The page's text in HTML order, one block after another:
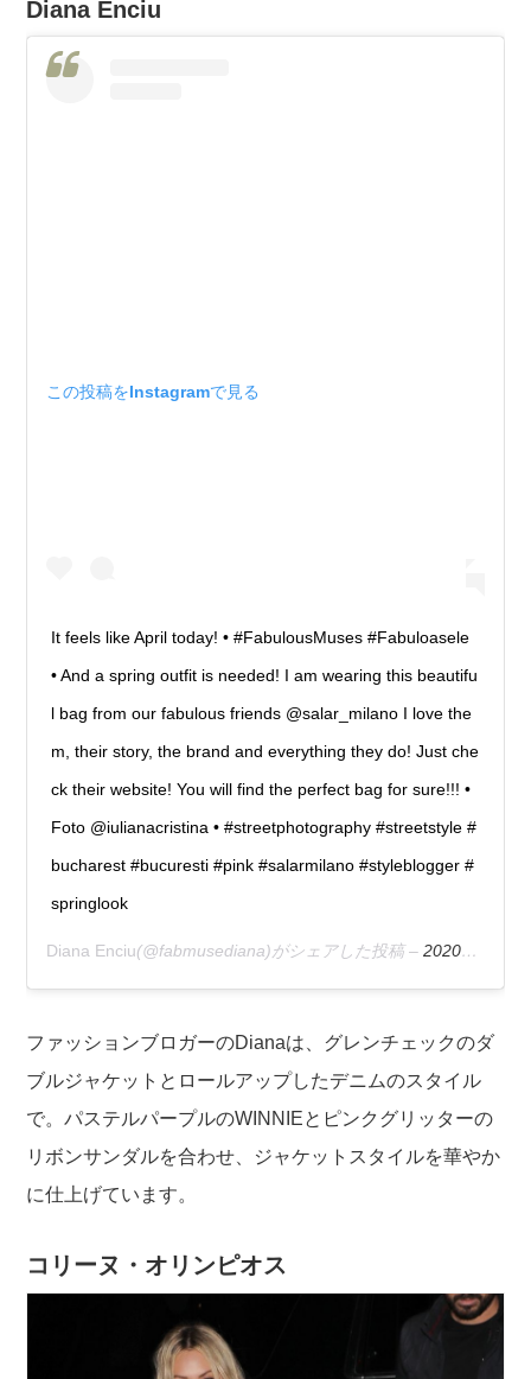
Diana Enciu
この投稿をInstagramで見る
It feels like April today! • #FabulousMuses #Fabuloasele
• And a spring outfit is needed! I am wearing this beautifu
l bag from our fabulous friends @salar_milano I love the
m, their story, the brand and everything they do! Just che
ck their website! You will find the perfect bag for sure!!! •
Foto @iulianacristina • #streetphotography #streetstyle #
bucharest #bucuresti #pink #salarmilano #styleblogger #
springlook
Diana Enciu(@fabmusediana)がシェアした投稿 –2020年 3月月7日午前12時08分PST
ファッションブロガーのDianaは、グレンチェックのダ
ブルジャケットとロールアップしたデニムのスタイル
で。パステルパープルのWINNIEとピンクグリッターの
リボンサンダルを合わせ、ジャケットスタイルを華やか
に仕上げています。
コリーヌ・オリンピオス